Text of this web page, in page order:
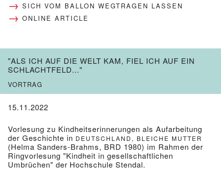
SICH VOM BALLON WEGTRAGEN LASSEN
ONLINE ARTICLE
"ALS ICH AUF DIE WELT KAM, FIEL ICH AUF EIN
SCHLACHTFELD..."
VORTRAG
15.11.2022
Vorlesung zu Kindheitserinnerungen als Aufarbeitung
der Geschichte in DEUTSCHLAND, BLEICHE MUTTER
(Helma Sanders-Brahms, BRD 1980) im Rahmen der
Ringvorlesung "Kindheit in gesellschaftlichen
Umbrüchen" der Hochschule Stendal.